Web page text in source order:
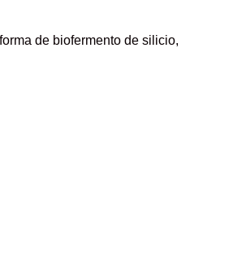
de biofermento de silicio,